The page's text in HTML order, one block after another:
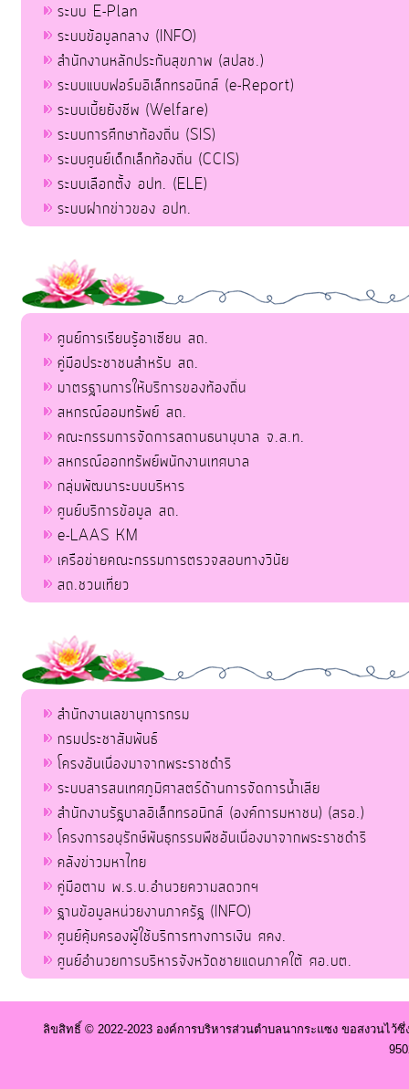
ระบบ E-Plan
ระบบข้อมูลกลาง (INFO)
สำนักงานหลักประกันสุขภาพ (สปสช.)
ระบบแบบฟอร์มอิเล็กทรอนิกส์ (e-Report)
ระบบเบี้ยยังชีพ (Welfare)
ระบบการศึกษาท้องถิ่น (SIS)
ระบบศูนย์เด็กเล็กท้องถิ่น (CCIS)
ระบบเลือกตั้ง อปท. (ELE)
ระบบฝากข่าวของ อปท.
ศูนย์การเรียนรู้อาเซียน สถ.
คู่มือประชาชนสำหรับ สถ.
มาตรฐานการให้บริการของท้องถิ่น
สหกรณ์ออมทรัพย์ สถ.
คณะกรรมการจัดการสถานธนานุบาล จ.ส.ท.
สหกรณ์ออกทรัพย์พนักงานเทศบาล
กลุ่มพัฒนาระบบบริหาร
ศูนย์บริการข้อมูล สถ.
e-LAAS KM
เครือข่ายคณะกรรมการตรวจสอบทางวินัย
สถ.ชวนเที่ยว
สำนักงานเลขานุการกรม
กรมประชาสัมพันธ์
โครงอันเนื่องมาจากพระราชดำริ
ระบบสารสนเทศภูมิศาสตร์ด้านการจัดการน้ำเสีย
สำนักงานรัฐบาลอิเล็กทรอนิกส์ (องค์การมหาชน) (สรอ.)
โครงการอนุรักษ์พันธุกรรมพืชอันเนื่องมาจากพระราชดำริ
คลังข่าวมหาไทย
คู่มือตาม พ.ร.บ.อำนวยความสดวกฯ
ฐานข้อมูลหน่วยงานภาครัฐ (INFO)
ศูนย์คุ้มครองผู้ใช้บริการทางการเงิน ศคง.
ศูนย์อำนวยการบริหารจังหวัดชายแดนภาคใต้ ศอ.บต.
ลิขสิทธิ์ © 2022-2023 องค์การบริหารส่วนตำบลนากระแซง ขอสงวนไว้